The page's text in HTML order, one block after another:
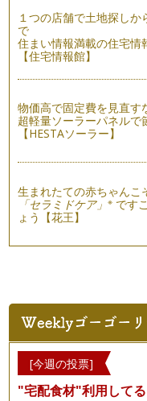
１つの店舗で土地探しか
で
住まい情報満載の住宅情
【住宅情報館】
物価高で固定費を見直す
超軽量ソーラーパネルで
【HESTAソーラー】
生まれたての赤ちゃんこ
「セラミドケア」※ です
ょう【花王】
[今週の投票]
"宅配食材"利用してる